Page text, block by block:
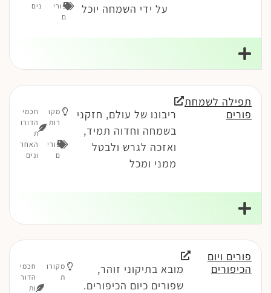
על ידי השמחה יוכל
פורי
ם
נים
תפילה לשמחת
פורים
ריבונו של עולם, חזקני
בשמחה וחדוה תמיד,
ואזכה לגרש ולבטל
ממני ומכל
מקו
רות
פורי
ם
חכמי
הדורו
ת
האחר
ונים
פורים ויום
הכיפורים
מובא בתיקוני זוהר,
שפורים כיום הכיפורים.
מקורו
ת
חכמי
הדור
ות